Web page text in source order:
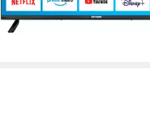
15,98 € mtl. in 12 Raten
leider ausverkauft